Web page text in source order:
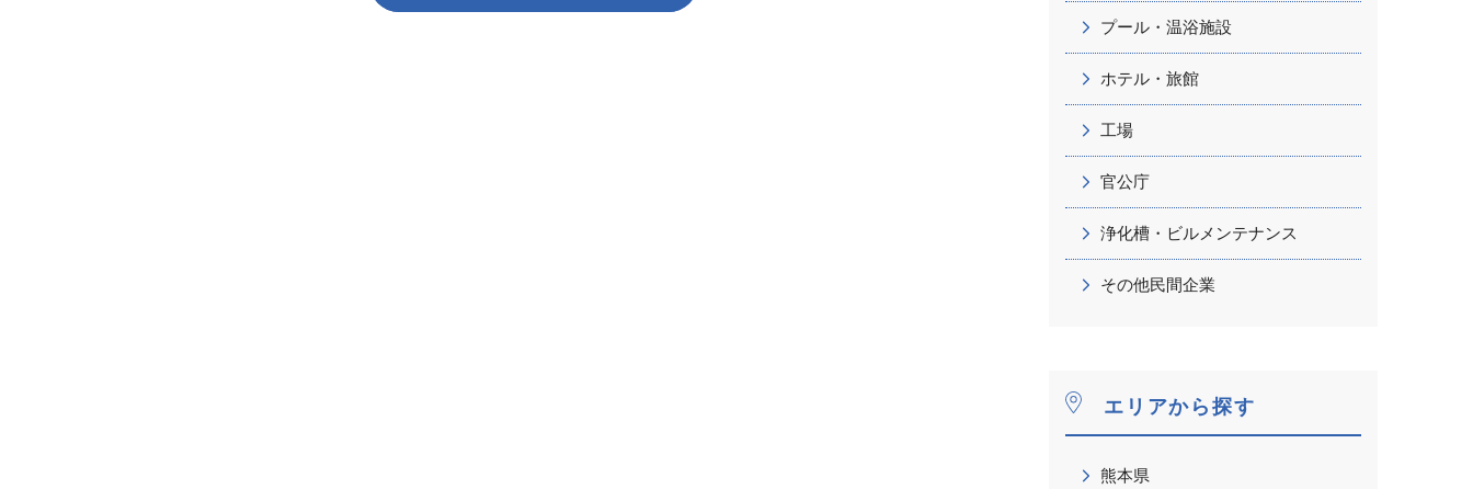
プール・温浴施設
ホテル・旅館
工場
官公庁
浄化槽・ビルメンテナンス
その他民間企業
エリアから探す
熊本県